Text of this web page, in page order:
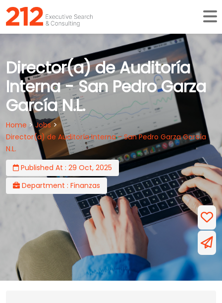
Director(a) de Auditoría
Interna - San Pedro Garza
García N.L.
Home > Jobs >
Director(a) de Auditoría Interna - San Pedro Garza García
N.L.
Published At : 29 Oct, 2025
Department : Finanzas